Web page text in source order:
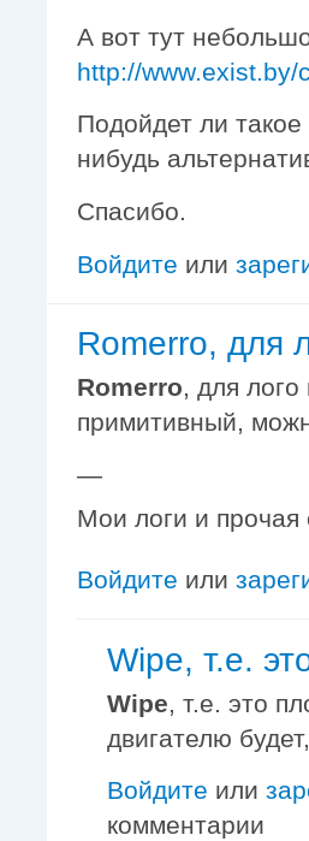
А вот тут
http://
Подойдет ли
нибудь
Спасибо.
Войдите или
Romerro, для
Romerro, для
примитивный,
—
Мои логи и
Войдите или
Wipe, т.е.
Wipe, т.е. это
двигателю
Войдите или
комментарии